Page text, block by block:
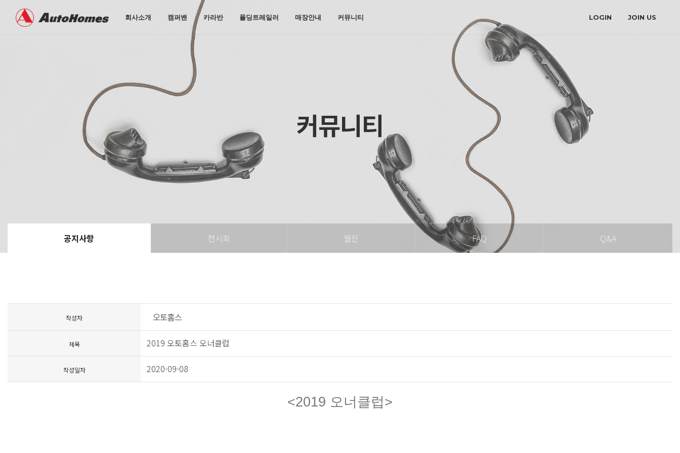
회사소개 캠퍼밴 카라반 폴딩트레일러 매장안내 커뮤니티 LOGIN JOIN US
커뮤니티
공지사항 전시회 웹진 FAQ Q&A
작성자
제목 2019 오토홈스 오너클럽
작성일자 2020-09-08
<2019 오너클럽>